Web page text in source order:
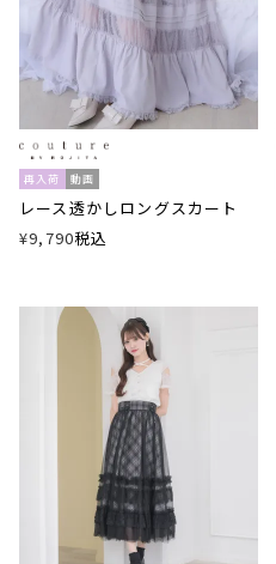
再入荷 動画
レース透かしロングスカート
¥9,790税込